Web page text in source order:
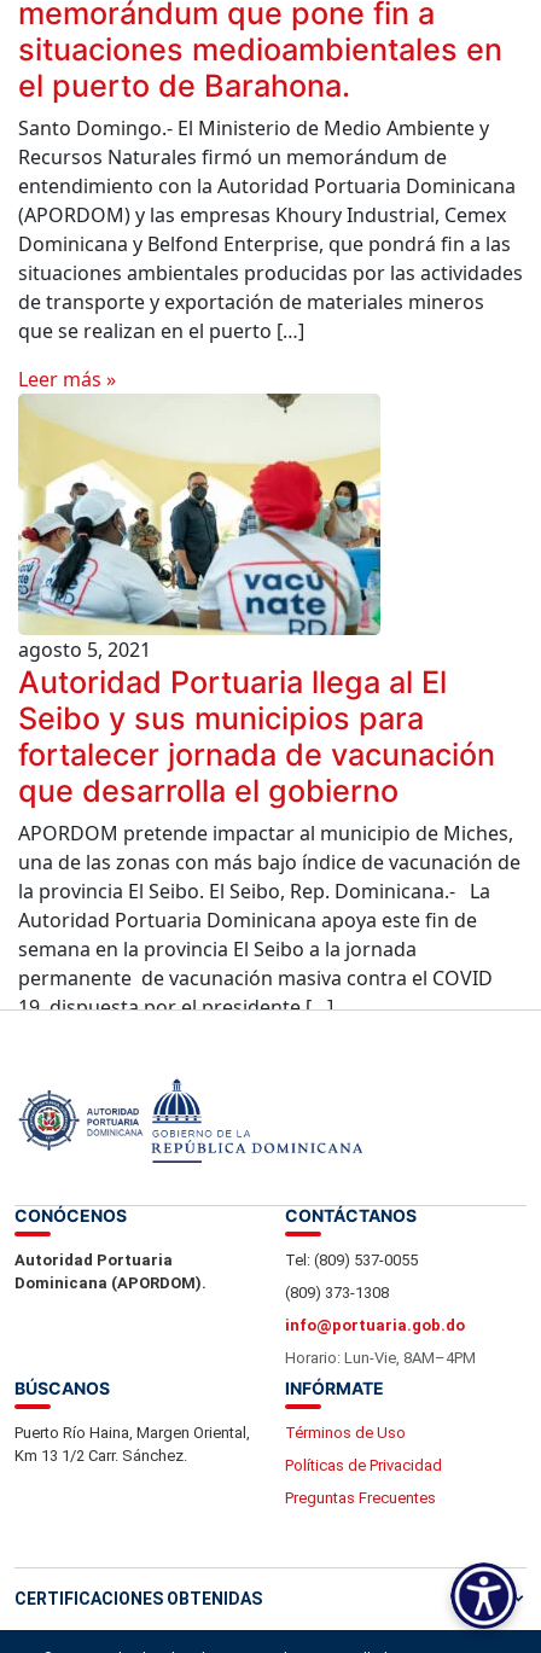
memorándum que pone fin a
situaciones medioambientales en
el puerto de Barahona.
Santo Domingo.- El Ministerio de Medio Ambiente y
Recursos Naturales firmó un memorándum de
entendimiento con la Autoridad Portuaria Dominicana
(APORDOM) y las empresas Khoury Industrial, Cemex
Dominicana y Belfond Enterprise, que pondrá fin a las
situaciones ambientales producidas por las actividades
de transporte y exportación de materiales mineros
que se realizan en el puerto […]
Leer más »
agosto 5, 2021
Autoridad Portuaria llega al El
Seibo y sus municipios para
fortalecer jornada de vacunación
que desarrolla el gobierno
APORDOM pretende impactar al municipio de Miches,
una de las zonas con más bajo índice de vacunación de
la provincia El Seibo. El Seibo, Rep. Dominicana.- La
Autoridad Portuaria Dominicana apoya este fin de
semana en la provincia El Seibo a la jornada
permanente de vacunación masiva contra el COVID
19, dispuesta por el presidente […]
CONÓCENOS
Autoridad Portuaria
Dominicana (APORDOM).
CONTÁCTANOS
Tel: (809) 537-0055
(809) 373-1308
info@portuaria.gob.do
Horario: Lun-Vie, 8AM–4PM
BÚSCANOS
Puerto Río Haina, Margen Oriental,
Km 13 1/2 Carr. Sánchez.
INFÓRMATE
Términos de Uso
Políticas de Privacidad
Preguntas Frecuentes
CERTIFICACIONES OBTENIDAS